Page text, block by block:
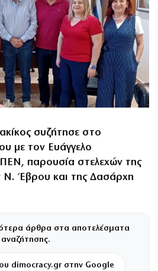
συζήτησε στο
με τον Ευάγγελο
παρουσία στελεχών της
Ν. Έβρου και της Δασάρχη
άρθρα στα αποτελέσματα
αναζήτησης.
dimocracy.gr στην Google